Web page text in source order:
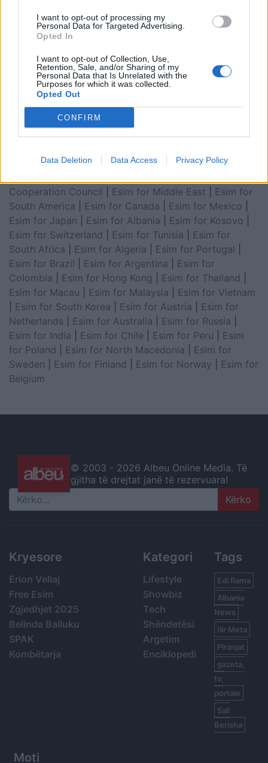
I want to opt-out of processing my
Personal Data for Targeted Advertising.
Opted In
I want to opt-out of Collection, Use,
Retention, Sale, and/or Sharing of my
Personal Data that Is Unrelated with the
Purposes for which it was collected.
Opted Out
CONFIRM
Data Deletion Data Access Privacy Policy
Esim for Global|Esim for Europe|Esim for Caribbean
Esim for USA|
for Turkey|Esim for Germany|Esim for Greece|Esim
Esim for World Cup 2026
Arabia|Esim for Egypt|Esim for United Arab
for China| Esim for United Kingdom |Esim for Africa
Cooperation Council
Esim for Middle East
Esim for
South America
Esim for Canada Esim for Mexico
Esim for Japan
Esim for Albania Esim for Kosovo
Esim for Switzerland
Esim for Tunisia
Esim for
South Africa
Esim for Algeria Esim for Portugal
Esim for Brazil
Esim for Argentina
Esim for
Colombia
Esim for Hong Kong Esim for Thailand
Esim for Macau
Esim for Malaysia
Esim for Vietnam
Esim for South Korea Esim for Austria
Esim for
Netherlands
Esim for Australia Esim for Russia
Esim for India
Esim for Chile Esim for Peru
Esim
for Poland
Esim for North Macedonia
Esim for
Sweden
Esim for Finland Esim for Norway
Esim for
Belgium
© 2003 - 2026 Albeu Online Media. Të
gjitha të drejtat janë të rezervuara!
Search
Kryesore
Erion Veliaj
Free Esim
Zgjedhjet 2025
Belinda Balluku
SPAK
Kombëtarja
Kategori
Lifestyle
Showbiz
Tech
Shëndetësi
Argetim
Enciklopedi
Tags
Edi Rama
Albania
News
Ilir Meta
Piranjat
gazeta,
tv,
portale
Sali
Berisha
Moti